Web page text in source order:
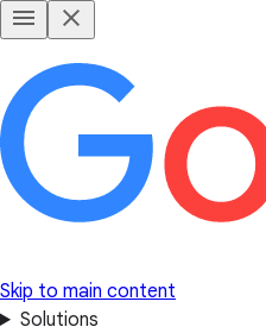
Skip to main content
Solutions